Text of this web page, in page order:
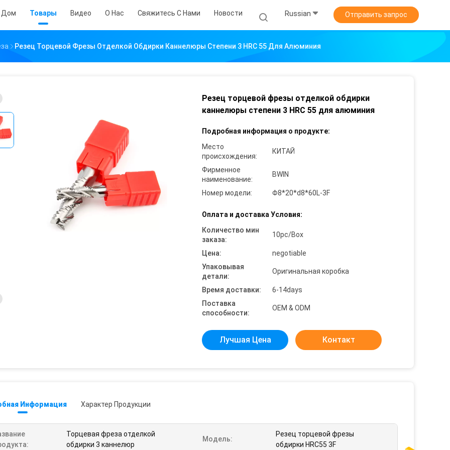
Дом Товары Видео О Нас Свяжитесь С Нами Новости Russian Отправить запрос
Резец Торцевой Фрезы Отделкой Обдирки Каннелюры Степени 3 HRC 55 Для Алюминия
Резец торцевой фрезы отделкой обдирки
каннелюры степени 3 HRC 55 для алюминия
Подробная информация о продукте:
Место
происхождения:
КИТАЙ
Фирменное
наименование:
BWIN
Номер модели: Φ8*20*d8*60L-3F
Оплата и доставка Условия:
Количество мин
заказа:
10pc/Box
Цена:
negotiable
Упаковывая
детали:
Оригинальная коробка
Время доставки:
6-14days
Поставка
способности:
OEM & ODM
Лучшая Цена Контакт
Информация Характер Продукции
Торцевая фреза отделкой
обдирки 3 каннелюр
Модель:
Резец торцевой фрезы
обдирки HRC55 3F